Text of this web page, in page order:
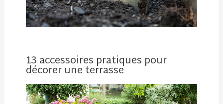
13 accessoires pratiques pour
décorer une terrasse